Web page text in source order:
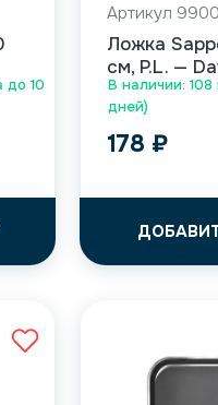
до 10
В наличии:
дней)
Артикул
Ложка
см, P.L. —
178 ₽